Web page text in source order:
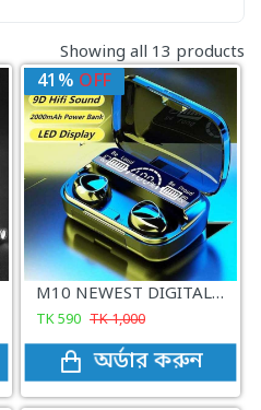
Showing all 13 products
41% OFF
M10 NEWEST DIGITAL INDICATOR TRUE WIRELESS HEADSET
TK590 TK1,000
অর্ডার করুন